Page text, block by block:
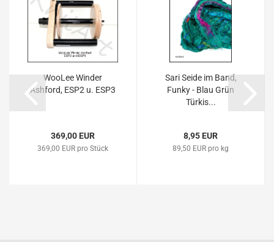
WooLee Winder
Ashford, ESP2 u. ESP3
369,00 EUR
369,00 EUR pro Stück
Sari Seide im Band,
Funky - Blau Grün
Türkis...
8,95 EUR
89,50 EUR pro kg